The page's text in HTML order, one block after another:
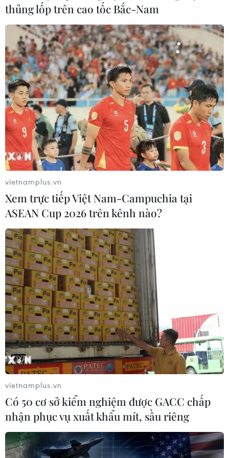
thủng lốp trên cao tốc Bắc-Nam
vietnamplus.vn
Xem trực tiếp Việt Nam-Campuchia tại
ASEAN Cup 2026 trên kênh nào?
vietnamplus.vn
Có 50 cơ sở kiểm nghiệm được GACC chấp
nhận phục vụ xuất khẩu mít, sầu riêng